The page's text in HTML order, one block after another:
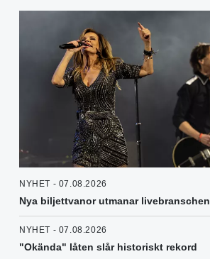
NYHET - 07.08.2026
Nya biljettvanor utmanar livebranschen
NYHET - 07.08.2026
"Okända" låten slår historiskt rekord